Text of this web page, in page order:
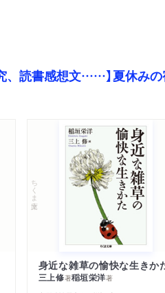
、読書感想文……】夏休み
ちくま文庫
身近な雑草の愉快な生きか
三上修著稲垣栄洋著